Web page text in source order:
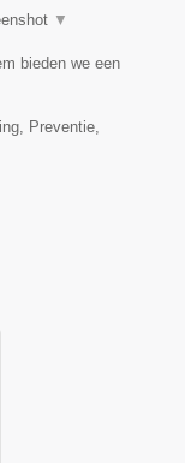
▼
bieden we een
Preventie,